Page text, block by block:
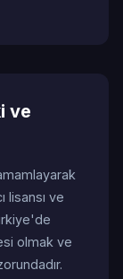
ve
lisansı ve
olmak ve